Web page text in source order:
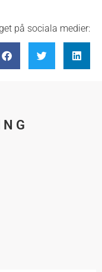
på sociala medier: